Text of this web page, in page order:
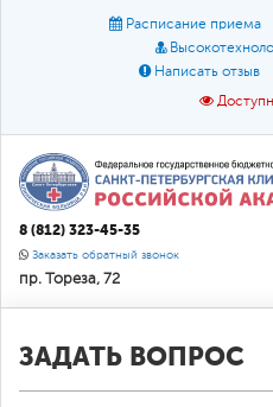
Расписание приема
Написать отзыв
Размер шрифта:
Цвет:
О
8 (812) 323-45-35
Заказать обратный звонок
пр. Тореза, 72
ЗАДАТЬ ВОПРОС